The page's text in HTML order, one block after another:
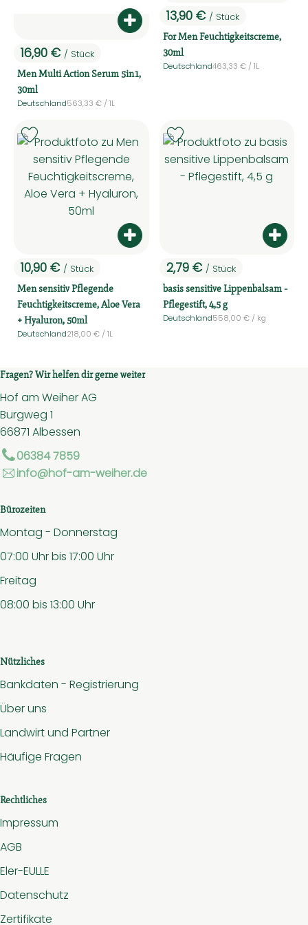
, Preis:
16,90 € / Stück
Men Multi Action Serum 5in1,
30ml
, Herkunft:
Deutschland, Referenzpreis:
563,33 € / 1L
Produkt zum Warenkorb
, Preis:
13,90 € / Stück
For Men Feuchtigkeitscreme,
30ml
, Herkunft:
Deutschland, Referenzpreis:
463,33 € / 1L
, Preis:
10,90 € / Stück
Men sensitiv Pflegende
Feuchtigkeitscreme, Aloe Vera
+ Hyaluron, 50ml
, Herkunft:
Deutschland, Referenzpreis:
218,00 € / 1L
Produkt zum Warenkorb
, Verband:
Produkt zu Favouriten hinzufügen
, Preis:
2,79 € / Stück
basis sensitive Lippenbalsam -
Pflegestift, 4,5 g
, Herkunft:
Deutschland, Referenzpreis:
558,00 € / kg
Produkt zu Favouriten
Fragen? Wir helfen dir gerne weiter
Hof am Weiher AG
Burgweg 1
66871 Albessen
06384 7859
info@hof-am-weiher.de
Bürozeiten
Montag - Donnerstag
07:00 Uhr bis 17:00 Uhr
Freitag
08:00 bis 13:00 Uhr
Nützliches
Bankdaten - Registrierung
Über uns
Landwirt und Partner
Häufige Fragen
Rechtliches
Impressum
AGB
Eler-EULLE
Datenschutz
Zertifikate